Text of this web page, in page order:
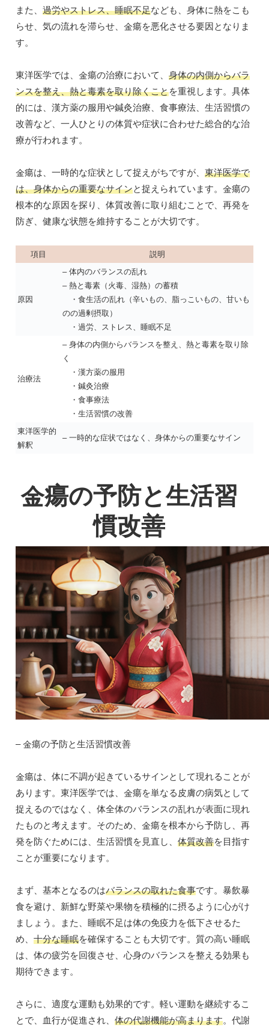
また、 過労やストレス、睡眠不足なども、身体に熱をこも
らせ、気の流れを滞らせ、金瘍を悪化させる要因となりま
す。
東洋医学では、金瘍の治療において、 身体の内側からバラ
ンスを整え、熱と毒素を取り除くことを重視します。具体
的には、漢方薬の服用や鍼灸治療、食事療法、生活習慣の
改善など、一人ひとりの体質や症状に合わせた総合的な治
療が行われます。
金瘍は、一時的な症状として捉えがちですが、 東洋医学で
は、身体からの重要なサインと捉えられています。金瘍の
根本的な原因を探り、体質改善に取り組むことで、再発を
防ぎ、健康な状態を維持することが大切です。
項目 説明
原因
– 体内のバランスの乱れ
– 熱と毒素（火毒、湿熱）の蓄積
・食生活の乱れ（辛いもの、脂っこいもの、甘いも
のの過剰摂取）
・過労、ストレス、睡眠不足
治療法
– 身体の内側からバランスを整え、熱と毒素を取り除
く
・漢方薬の服用
・鍼灸治療
・食事療法
・生活習慣の改善
東洋医学的
解釈
– 一時的な症状ではなく、身体からの重要なサイン
金瘍の予防と生活習
慣改善
– 金瘍の予防と生活習慣改善
金瘍は、体に不調が起きているサインとして現れることが
あります。東洋医学では、金瘍を単なる皮膚の病気として
捉えるのではなく、体全体のバランスの乱れが表面に現れ
たものと考えます。そのため、金瘍を根本から予防し、再
発を防ぐためには、生活習慣を見直し、 体質改善を目指す
ことが重要になります。
まず、基本となるのはバランスの取れた食事です。暴飲暴
食を避け、新鮮な野菜や果物を積極的に摂るように心がけ
ましょう。また、睡眠不足は体の免疫力を低下させるた
め、 十分な睡眠を確保することも大切です。質の高い睡眠
は、体の疲労を回復させ、心身のバランスを整える効果も
期待できます。
さらに、適度な運動も効果的です。軽い運動を継続するこ
とで、血行が促進され、 体の代謝機能が高まります。代謝